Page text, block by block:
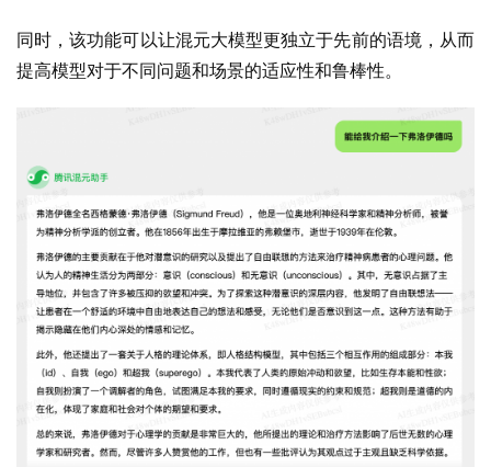
同时，该功能可以让混元大模型更独立于先前的语境，从而
提高模型对于不同问题和场景的适应性和鲁棒性。